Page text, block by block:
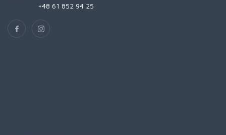
+48 61 852 94 25